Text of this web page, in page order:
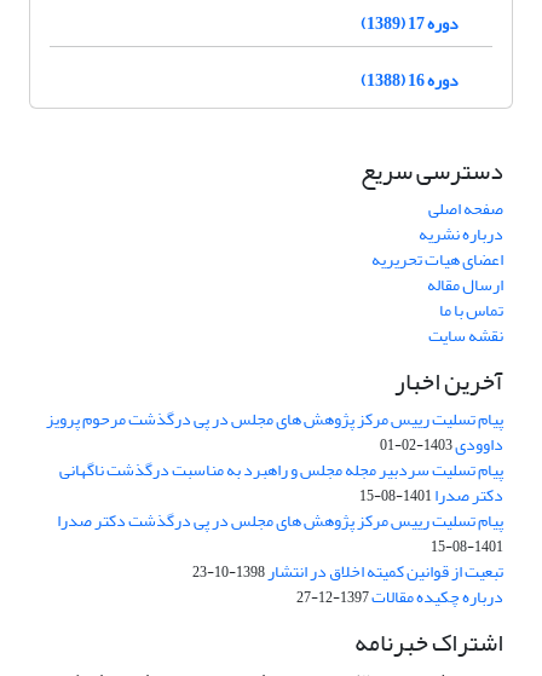
دوره 17 (1389)
دوره 16 (1388)
دسترسی سریع
صفحه اصلی
درباره نشریه
اعضای هیات تحریریه
ارسال مقاله
تماس با ما
نقشه سایت
آخرین اخبار
پیام تسلیت رییس مرکز پژوهش های مجلس در پی درگذشت مرحوم پرویز
داوودی1403-02-01
پیام تسلیت سردبیر مجله مجلس و راهبرد به مناسبت درگذشت ناگهانی
دکتر صدرا1401-08-15
پیام تسلیت رییس مرکز پژوهش های مجلس در پی درگذشت دکتر صدرا
1401-08-15
تبعیت از قوانین کمیته اخلاق در انتشار1398-10-23
درباره چکیده مقالات1397-12-27
اشتراک خبرنامه